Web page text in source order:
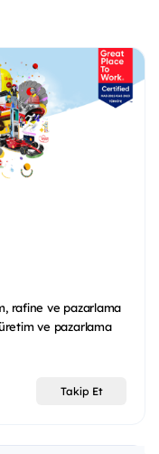
rafine ve pazarlama
ve pazarlama
Takip Et